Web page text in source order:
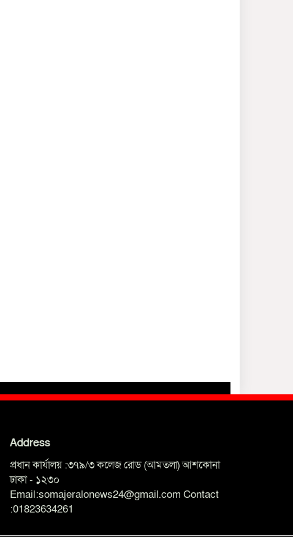
Address
প্রধান কার্যালয় :৩৭৯/৩ কলেজ রোড (আমতলা) আশকোনা
ঢাকা - ১২৩০
Email:somajeralonews24@gmail.com Contact
:01823634261